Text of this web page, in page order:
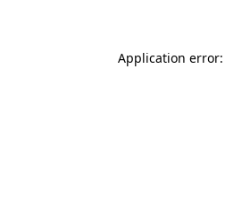
Application